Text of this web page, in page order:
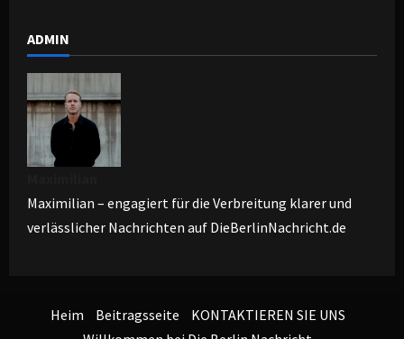
ADMIN
Maximilian – engagiert für die Verbreitung klarer und
verlässlicher Nachrichten auf DieBerlinNachricht.de
Heim Beitragsseite
KONTAKTIEREN SIE UNS